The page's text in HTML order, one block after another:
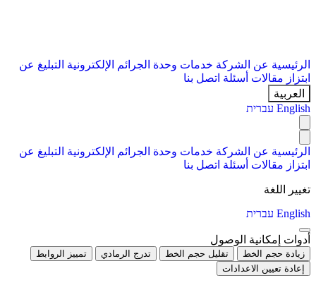
الرئيسية عن الشركة خدمات وحدة الجرائم الإلكترونية التبليغ عن
ابتزاز مقالات أسئلة اتصل بنا
العربية
English עברית
الرئيسية عن الشركة خدمات وحدة الجرائم الإلكترونية التبليغ عن
ابتزاز مقالات أسئلة اتصل بنا
تغيير اللغة
English עברית
أدوات إمكانية الوصول
زيادة حجم الخط تقليل حجم الخط تدرج الرمادي
تمييز الروابط
إعادة تعيين الاعدادات